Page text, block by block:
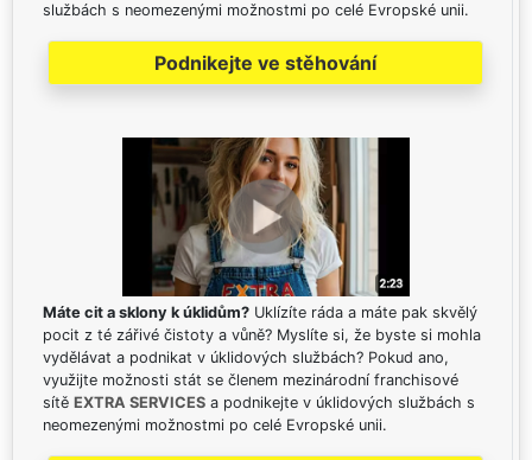
službách s neomezenými možnostmi po celé Evropské unii.
Podnikejte ve stěhování
Máte cit a sklony k úklidům? Uklízíte ráda a máte pak skvělý
pocit z té zářivé čistoty a vůně? Myslíte si, že byste si mohla
vydělávat a podnikat v úklidových službách? Pokud ano,
využijte možnosti stát se členem mezinárodní franchisové
sítě EXTRA SERVICES a podnikejte v úklidových službách s
neomezenými možnostmi po celé Evropské unii.